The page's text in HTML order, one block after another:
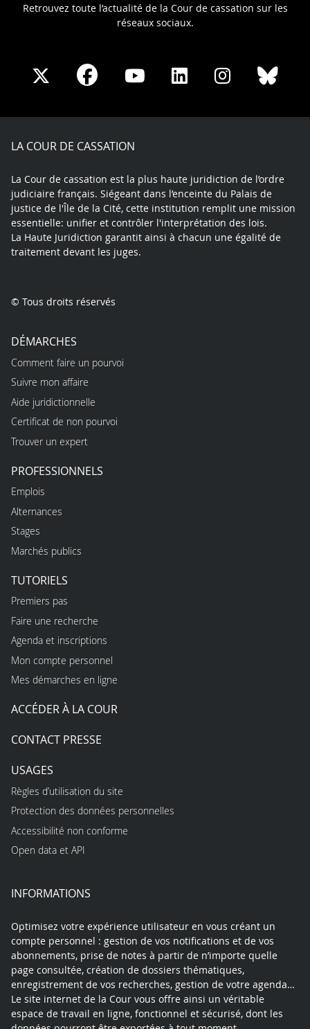
Retrouvez toute l’actualité de la Cour de cassation sur les
réseaux sociaux.
Share
X
Share
Facebook
Share
Youtube
Share
LinkedIn
Share
Instagram
LA COUR DE CASSATION
La Cour de cassation est la plus haute juridiction de l’ordre
judiciaire français. Siégeant dans l’enceinte du Palais de
justice de l'Île de la Cité, cette institution remplit une mission
essentielle: unifier et contrôler l'interprétation des lois.
La Haute Juridiction garantit ainsi à chacun une égalité de
traitement devant les juges.
© Tous droits réservés
DÉMARCHES
Comment faire un pourvoi
Suivre mon affaire
Aide juridictionnelle
Certificat de non pourvoi
Trouver un expert
PROFESSIONNELS
Emplois
Alternances
Stages
Marchés publics
TUTORIELS
Premiers pas
Faire une recherche
Agenda et inscriptions
Mon compte personnel
Mes démarches en ligne
ACCÉDER À LA COUR
CONTACT PRESSE
USAGES
Règles d’utilisation du site
Protection des données personnelles
Accessibilité non conforme
Open data et API
INFORMATIONS
Optimisez votre expérience utilisateur en vous créant un
compte personnel : gestion de vos notifications et de vos
abonnements, prise de notes à partir de n’importe quelle
page consultée, création de dossiers thématiques,
enregistrement de vos recherches, gestion de votre agenda…
Le site internet de la Cour vous offre ainsi un véritable
espace de travail en ligne, fonctionnel et sécurisé, dont les